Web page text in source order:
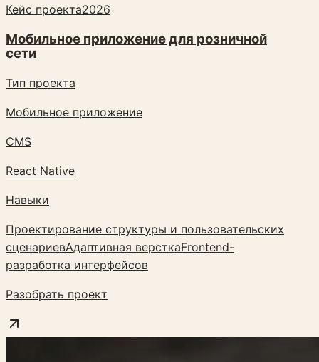
Кейс проекта2026
Мобильное приложение для розничной
сети
Тип проекта
Мобильное приложение
CMS
React Native
Навыки
Проектирование структуры и пользовательских
сценариевАдаптивная версткаFrontend-
разработка интерфейсов
Разобрать проект